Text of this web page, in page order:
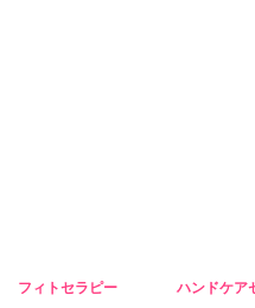
フィトセラピー ハンドケア